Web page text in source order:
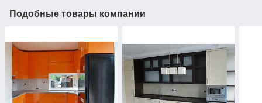
Подобные товары компании